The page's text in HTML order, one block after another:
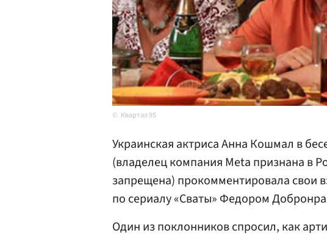
Квартал 95
Украинская актриса Анна Кошмал в
(владелец компания Meta признана в
запрещена) прокомментировала свои
по сериалу «Сваты» Федором
Один из поклонников спросил, как